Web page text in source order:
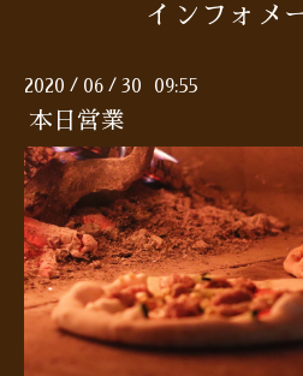
インフォメ
2020 / 06 / 30 09:55
本日営業